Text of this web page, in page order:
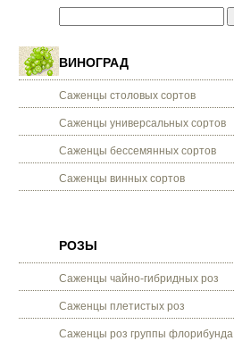
ВИНОГРАД
Саженцы столовых сортов
Саженцы универсальных сортов
Саженцы бессемянных сортов
Саженцы винных сортов
РОЗЫ
Саженцы чайно-гибридных роз
Саженцы плетистых роз
Саженцы роз группы флорибунда